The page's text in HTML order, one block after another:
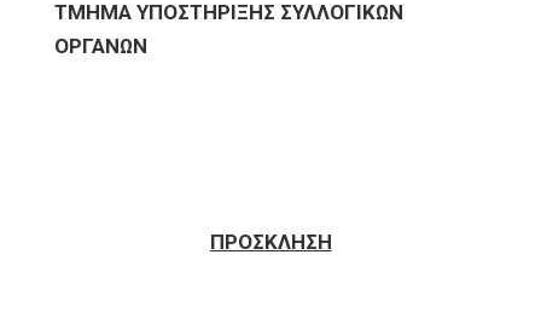
ΤΜΗΜΑ ΥΠΟΣΤΗΡΙΞΗΣ ΣΥΛΛΟΓΙΚΩΝ
ΟΡΓΑΝΩΝ
ΠΡΟΣΚΛΗΣΗ